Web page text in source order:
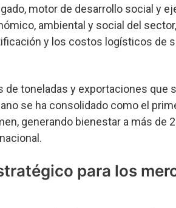
motor de desarrollo social y
ambiental y social del
y los costos logísticos de
de toneladas y exportaciones que
se ha consolidado como el
generando bienestar a más de
para los